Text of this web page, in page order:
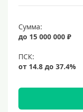
Долгосрочные
Год
3 года
4 года
Сумма:
до 15 000 000 ₽